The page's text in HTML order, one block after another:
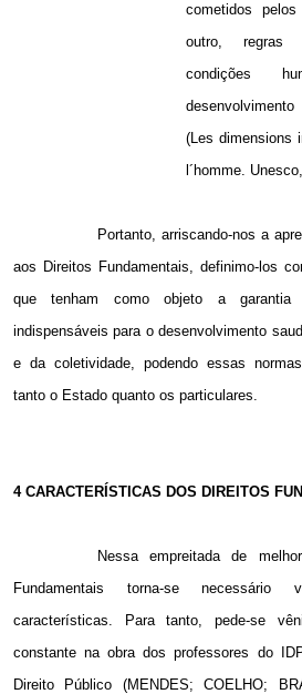
cometidos
outro, regras
condições
(Les dimensions
l´homme.
Portanto, arriscando-nos a
aos Direitos Fundamentais, definimo-los
que tenham como objeto a garantia
indispensáveis para o desenvolvimento
e da coletividade, podendo essas
tanto o Estado quanto os particulares.
4 CARACTERÍSTICAS DOS DIREITOS
Nessa empreitada de
Fundamentais torna-se necessário
características. Para tanto, pede-se
constante na obra dos professores do
Direito Público (MENDES; COELHO;